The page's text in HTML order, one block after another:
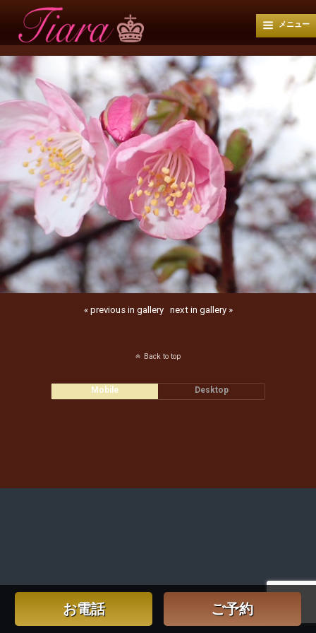
メニュー
« previous in gallery next in gallery »
お電話 ご予約
Back to top
Mobile Desktop